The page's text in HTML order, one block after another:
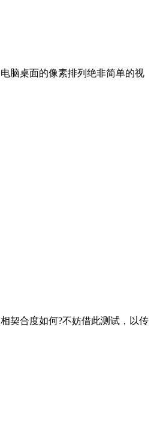
脑桌面的像素排列绝非简单的视
契合度如何?不妨借此测试，以传